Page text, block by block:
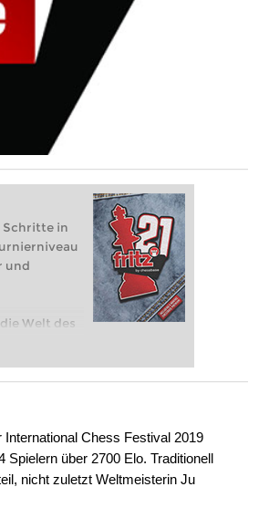
Schritte in
und
Welt des
Mit
Chess Festival 2019
über 2700 Elo. Traditionell
nicht zuletzt Weltmeisterin Ju